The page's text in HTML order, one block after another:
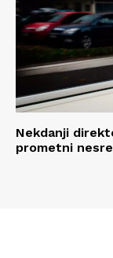
Nekdanji
prometni